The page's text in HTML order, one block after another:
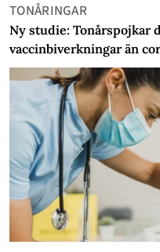
TONÅRINGAR
Ny studie: Tonårspojkar
vaccinbiverkningar än